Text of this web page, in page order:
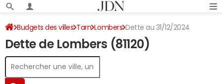
Budgets des villes Tarn Lombers Dette au 31/12/2024
Dette de Lombers (81120)